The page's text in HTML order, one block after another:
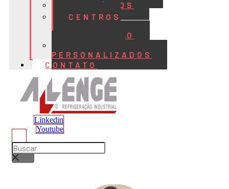
LATICÍNIOS
CENTROS
DISTRIBUIÇÃO
PERSONALIZADOS
CONTATO
Linkedin
Youtube